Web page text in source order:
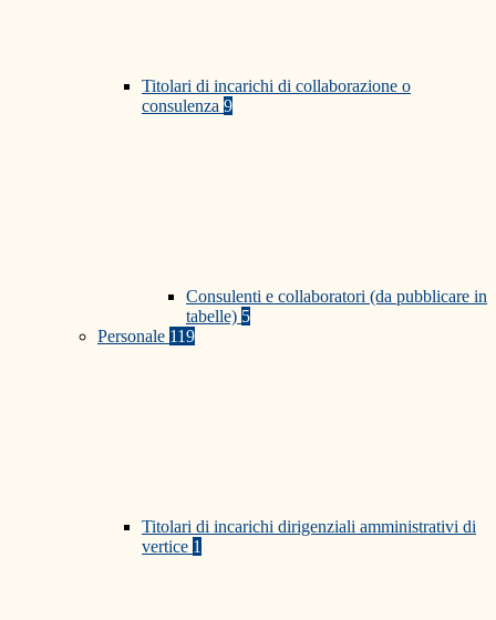
Titolari di incarichi di collaborazione o
consulenza 9
Consulenti e collaboratori (da pubblicare in
tabelle) 5
Personale 119
Titolari di incarichi dirigenziali amministrativi di
vertice 1